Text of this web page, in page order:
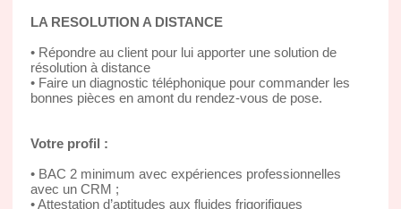
LA RESOLUTION A DISTANCE
• Répondre au client pour lui apporter une solution de
résolution à distance
• Faire un diagnostic téléphonique pour commander les
bonnes pièces en amont du rendez-vous de pose.
Votre profil :
• BAC 2 minimum avec expériences professionnelles
avec un CRM ;
• Attestation d’aptitudes aux fluides frigorifiques